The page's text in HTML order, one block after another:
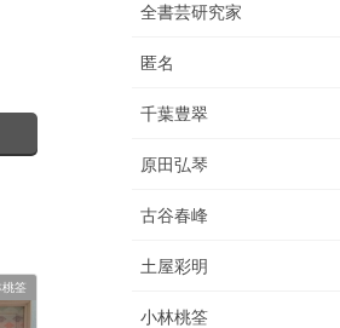
桃筌
全書芸研究家
匿名
千葉豊翠
原田弘琴
古谷春峰
土屋彩明
小林桃筌